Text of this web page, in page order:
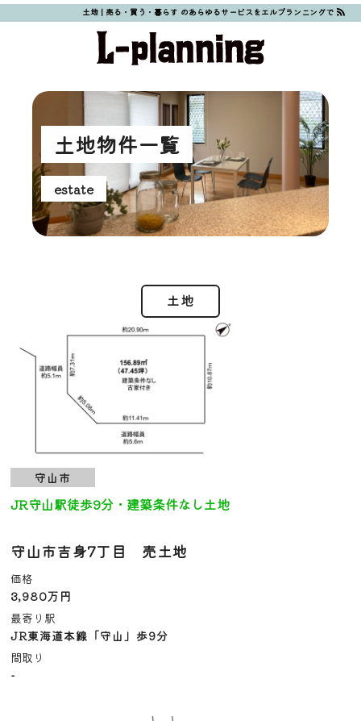
土地 | 売る・買う・暮らす のあらゆるサービスをエルプランニングで
土地物件一覧
estate
土地
守山市
JR守山駅徒歩9分・建築条件なし土地
守山市吉身7丁目 売土地
価格
3,980万円
最寄り駅
JR東海道本線「守山」歩9分
間取り
-